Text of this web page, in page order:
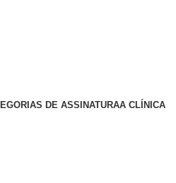
DE ASSINATURAA CLÍNICA